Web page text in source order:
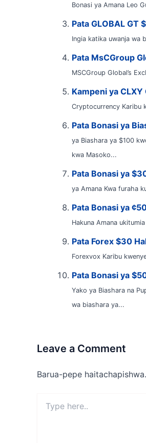
Bonasi ya Amana Leo
Pata GLOBAL GT
Ingia katika uwanja wa
Pata MsCGroup
MSCGroup Global’s
Kampeni ya
Cryptocurrency Karibu
Pata Bonasi ya
ya Biashara ya $100
kwa Masoko...
Pata Bonasi ya
ya Amana Kwa furaha
Pata Bonasi ya
Hakuna Amana
Pata Forex $30
Forexvox Karibu
Pata Bonasi ya
Yako ya Biashara na
wa biashara ya...
Leave a Comment
Barua-pepe haitachapishwa.
here..